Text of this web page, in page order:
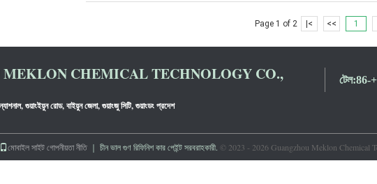
Page 1 of 2 |< << 1
CHEMICAL TECHNOLOGY CO.,
গুয়াংইয়ুন রোড, বাইয়ুন জেলা, গুয়াংজু সিটি, গুয়াংডং প্রদেশ
টেল:86-
মোবাইল সাইট গোপনীয়তা নীতি｜ চীন ভাল গুণ রিফিনিশ কার পেইন্ট সরবরাহকারী. © 2023 - 2026 Guangzhou Meklon Chemical